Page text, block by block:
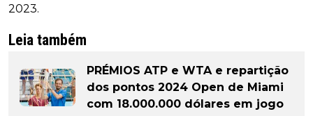
2023.
Leia também
PRÉMIOS ATP e WTA e repartição
dos pontos 2024 Open de Miami
com 18.000.000 dólares em jogo